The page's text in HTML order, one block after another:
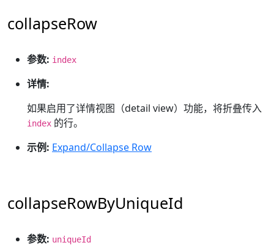
collapseRow
参数: index
详情:
如果启用了详情视图（detail view）功能，将折叠传入
index 的行。
示例: Expand/Collapse Row
collapseRowByUniqueId
参数: uniqueId